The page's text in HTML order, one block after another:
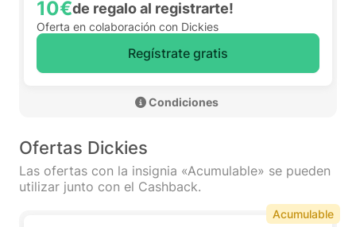
10€de regalo al registrarte!
Oferta en colaboración con Dickies
Regístrate gratis
Ofertas Dickies
Las ofertas con la insignia «Acumulable» se pueden
utilizar junto con el Cashback.
Acumulable